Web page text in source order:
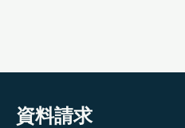
資料請求